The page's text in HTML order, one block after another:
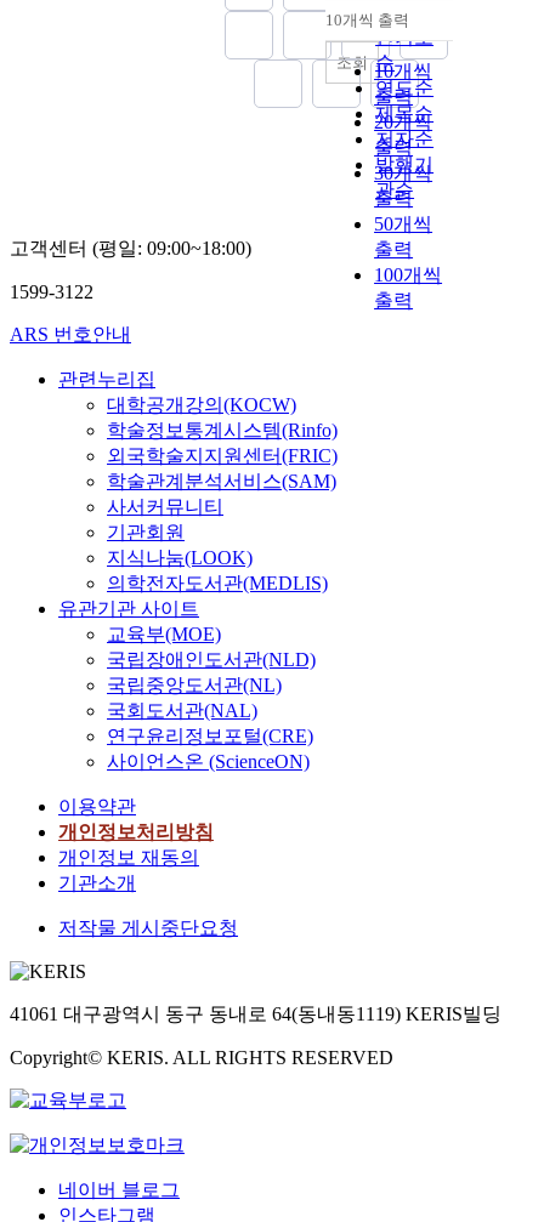
순
인기도
순
연도순
제목순
저자순
발행기
관순
내림차순
10개씩 출력
10개씩
출력
20개씩
출력
30개씩
출력
50개씩
출력
100개씩
출력
조회
고객센터 (평일: 09:00~18:00)
1599-3122
ARS 번호안내
관련누리집
대학공개강의(KOCW)
학술정보통계시스템(Rinfo)
외국학술지지원센터(FRIC)
학술관계분석서비스(SAM)
사서커뮤니티
기관회원
지식나눔(LOOK)
의학전자도서관(MEDLIS)
유관기관 사이트
교육부(MOE)
국립장애인도서관(NLD)
국립중앙도서관(NL)
국회도서관(NAL)
연구윤리정보포털(CRE)
사이언스온 (ScienceON)
이용약관
개인정보처리방침
개인정보 재동의
기관소개
저작물 게시중단요청
41061 대구광역시 동구 동내로 64(동내동1119) KERIS빌딩
Copyright© KERIS. ALL RIGHTS RESERVED
네이버 블로그
인스타그램